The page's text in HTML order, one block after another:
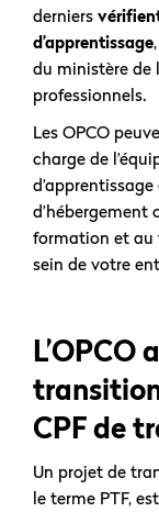
derniers
d’apprentissage
du ministère de
professionnels.
Les OPCO
charge de
d’hébergement
formation et au
sein de votre
L’OPCO
CPF de
Un projet de
le terme PTF,